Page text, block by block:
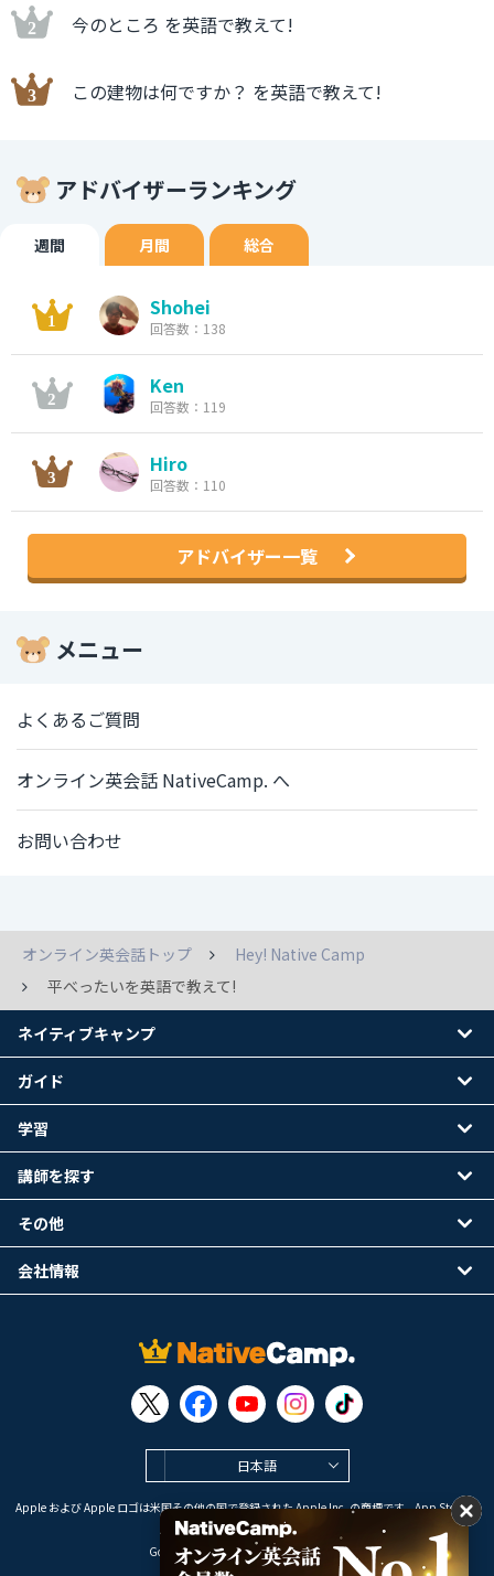
今のところ を英語で教えて!
この建物は何ですか？ を英語で教えて!
アドバイザーランキング
週間 月間 総合
Shohei
回答数：138
Ken
回答数：119
Hiro
回答数：110
アドバイザー一覧
メニュー
よくあるご質問
オンライン英会話 NativeCamp. へ
お問い合わせ
オンライン英会話トップ
Hey! Native Camp
平べったいを英語で教えて!
日本語
Apple および Apple ロゴは米国その他の国で登録された Apple Inc. の商標です。App Store は
Apple Inc. のサービスマークです。
Google Play は Google LLC の商標です。
ネイティブキャンプ
ガイド
学習
講師を探す
その他
会社情報